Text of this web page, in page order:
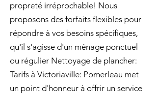
propreté irréprochable! Nous
proposons des forfaits flexibles pour
répondre à vos besoins spécifiques,
qu'il s'agisse d'un ménage ponctuel
ou régulier Nettoyage de plancher:
Tarifs à Victoriaville: Pomerleau met
un point d'honneur à offrir un service